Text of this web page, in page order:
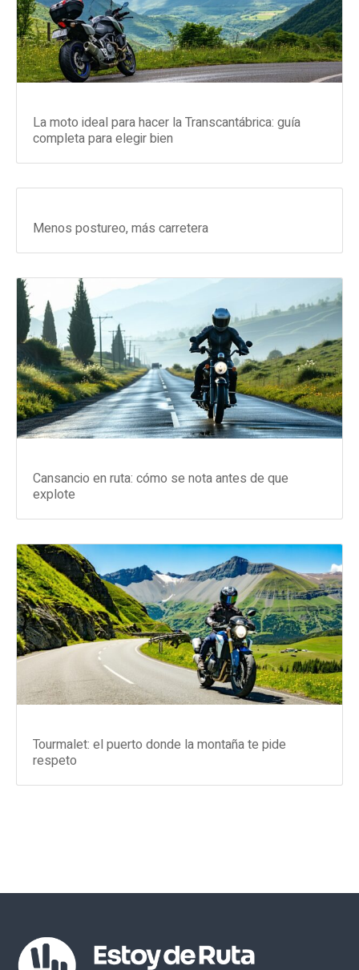
La moto ideal para hacer la Transcantábrica: guía
completa para elegir bien
Menos postureo, más carretera
Cansancio en ruta: cómo se nota antes de que
explote
Tourmalet: el puerto donde la montaña te pide
respeto